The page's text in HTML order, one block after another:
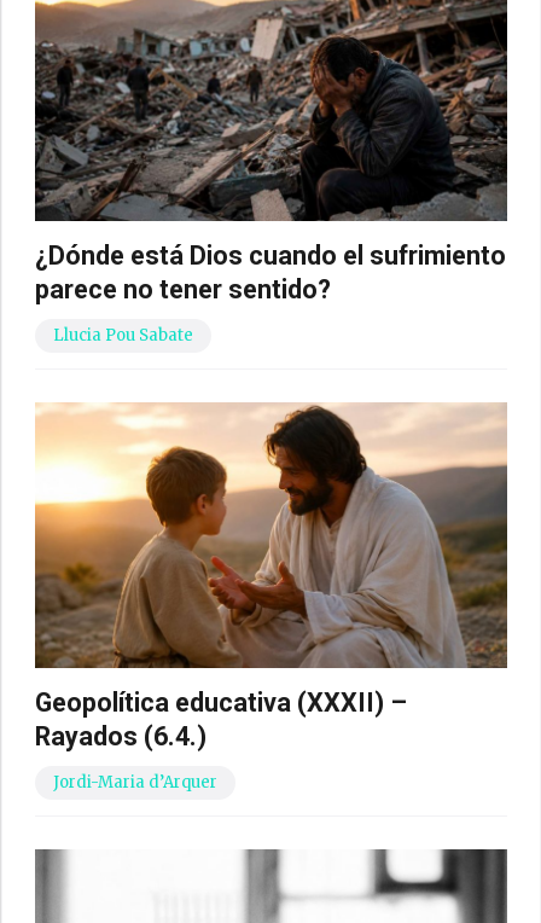
¿Dónde está Dios cuando el sufrimiento
parece no tener sentido?
Llucia Pou Sabate
Geopolítica educativa (XXXII) –
Rayados (6.4.)
Jordi-Maria d’Arquer